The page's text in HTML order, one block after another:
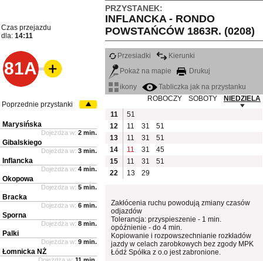
PRZYSTANEK:
INFLANCKA - RONDO
POWSTAŃCÓW 1863R. (0208)
Czas przejazdu
dla: 14:11
81A
Przesiadki
Kierunki
Pokaż na mapie
Drukuj
ikony
Tabliczka jak na przystanku
ROBOCZY
SOBOTY
NIEDZIELA
11
51
12
11 31
51
13
11 31
51
14
11 31
45
15
11 31
51
22
13 29
Zakłócenia ruchu powodują zmiany czasów
odjazdów
Tolerancja: przyspieszenie - 1 min.
opóźnienie - do 4 min.
Kopiowanie i rozpowszechnianie rozkładów
jazdy w celach zarobkowych bez zgody MPK
Łódź Spółka z o.o jest zabronione.
Poprzednie przystanki
Marysińska
Dojeżdża w: 2 min.
Gibalskiego
Dojeżdża w: 3 min.
Inflancka
Dojeżdża w: 4 min.
Okopowa
Dojeżdża w: 5 min.
Bracka
Dojeżdża w: 6 min.
Sporna
Dojeżdża w: 8 min.
Palki
Dojeżdża w: 9 min.
Łomnicka NŻ